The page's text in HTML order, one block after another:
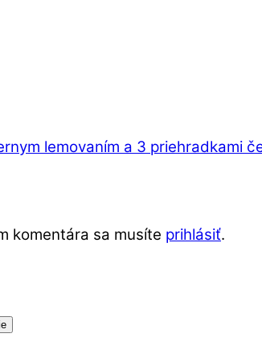
lemovaním a 3 priehradkami
komentára sa musíte prihlásiť.